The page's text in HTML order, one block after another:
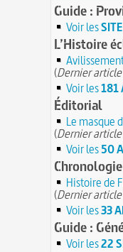
Guide :
Voir les
L’Histoire
(Dernier
Voir les181
Éditorial
Le masque
(Dernier
Voir les50
Histoire de
(Dernier
Voir les33
Guide :
Voir les22